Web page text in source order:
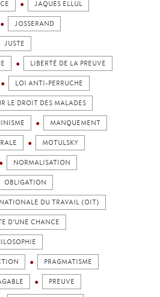
JAQUES ELLUL
JOSSERAND
JUSTE
LIBERTÉ DE LA PREUVE
LOI ANTI-PERRUCHE
LE DROIT DES MALADES
MANQUEMENT
MOTULSKY
NORMALISATION
OBLIGATION
DU TRAVAIL (OIT)
D’UNE CHANCE
PRAGMATISME
PREUVE